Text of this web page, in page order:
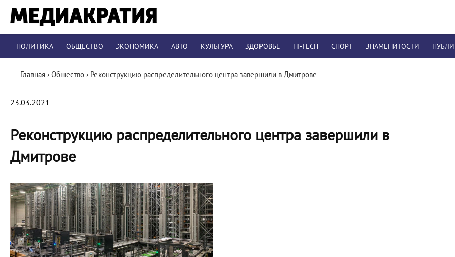
ПОЛИТИКА ОБЩЕСТВО ЭКОНОМИКА АВТО КУЛЬТУРА ЗДОРОВЬЕ HI-TECH СПОРТ ЗНАМЕНИТОСТИ
Главная › Общество › Реконструкцию распределительного центра завершили в Дмитрове
23.03.2021
Реконструкцию распределительного центра завершили в
Дмитрове